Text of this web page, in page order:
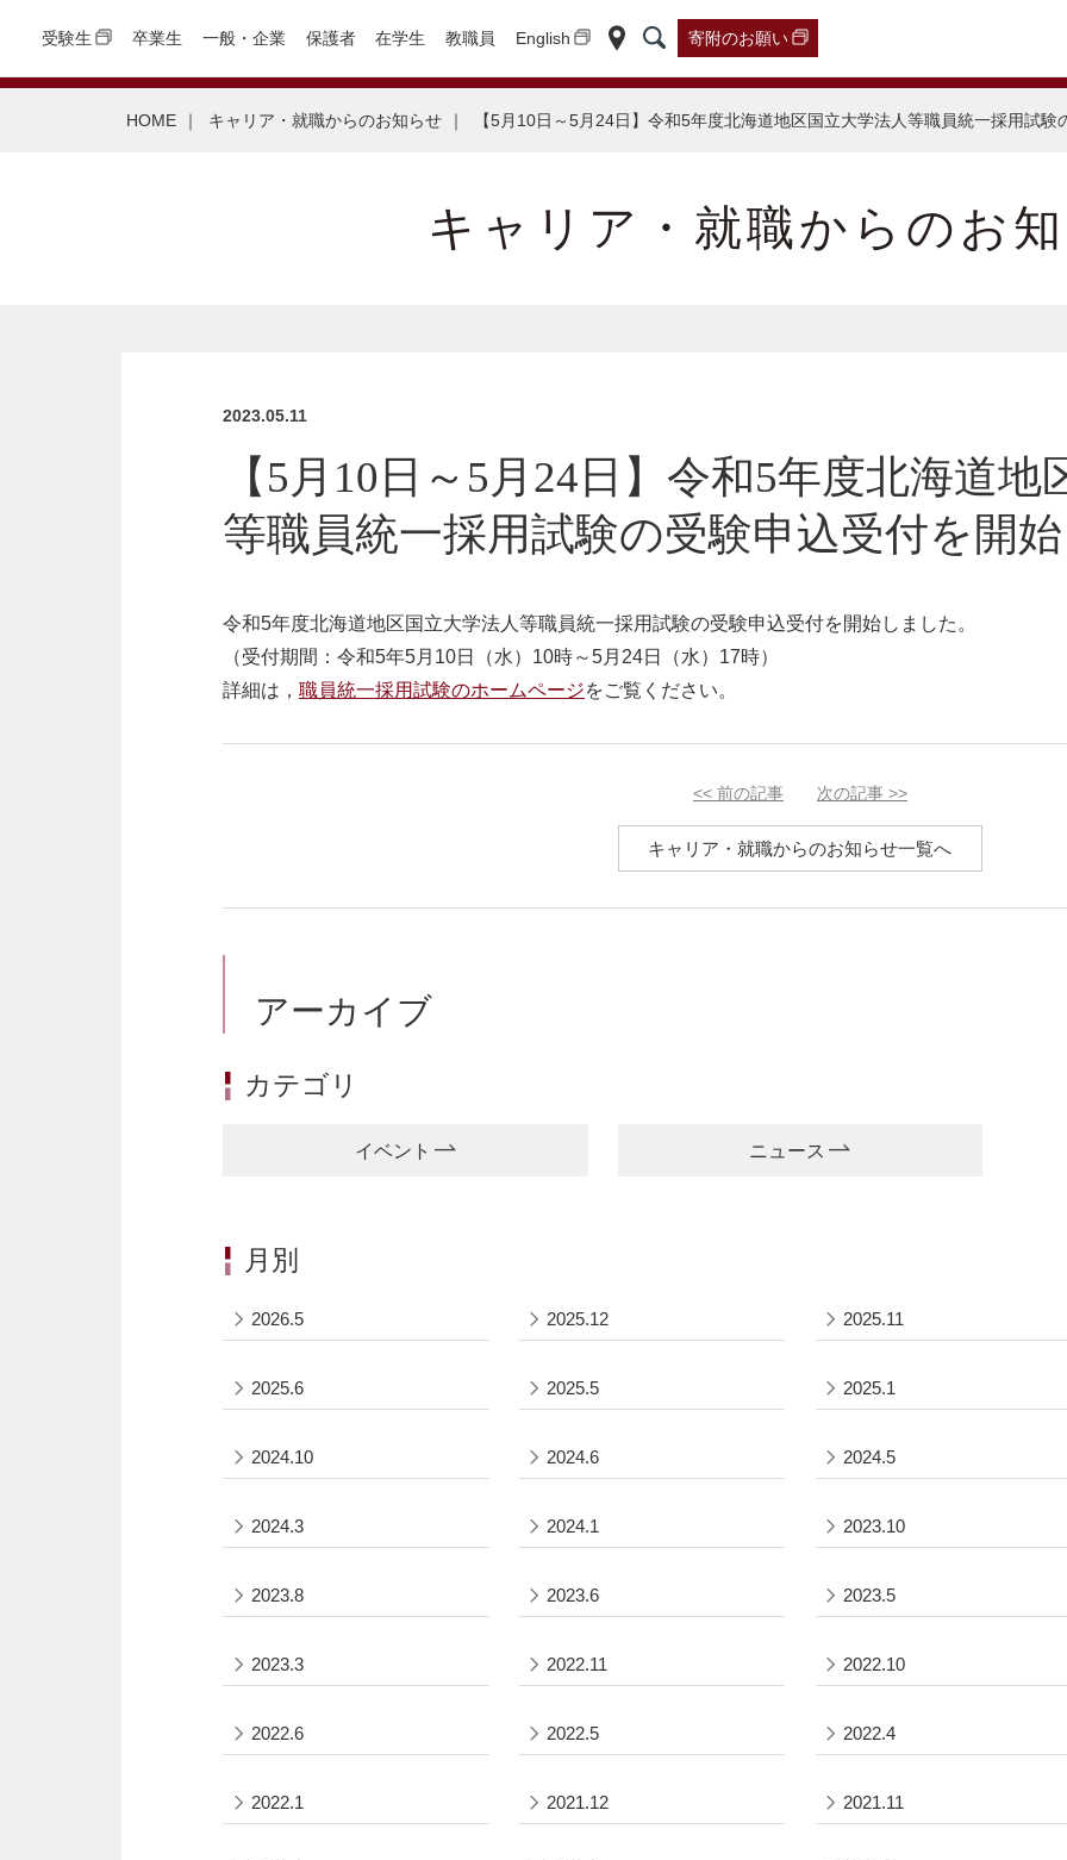
受験生 卒業生 一般・企業 保護者 在学生 教職員 English 寄附のお願い
HOME ｜ キャリア・就職からのお知らせ ｜ 【5月10日～5月24日】令和5年度北海道地区国立大学法人等職員統一採用試
キャリア・就職からのお
2023.05.11
【5月10日～5月24日】令和5年度北海道
等職員統一採用試験の受験申込受付を開
令和5年度北海道地区国立大学法人等職員統一採用試験の受験申込受付を開始しました。
（受付期間：令和5年5月 10日（水） 10時～5月 24日（水） 17時）
詳細は， 職員統一採用試験のホームページをご覧ください。
<< 前の記事 次の記事 >>
キャリア・就職からのお知らせ一覧へ
アーカイブ
カテゴリ
イベント ニュース
月別
2026.5 2025.12 2025.11
2025.6 2025.5 2025.1
2024.10 2024.6 2024.5
2024.3 2024.1 2023.10
2023.8 2023.6 2023.5
2023.3 2022.11 2022.10
2022.6 2022.5 2022.4
2022.1 2021.12 2021.11